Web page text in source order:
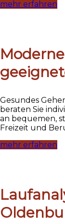
mehr erfahren
Gesundes
beraten Sie
an bequemen,
Freizeit und
mehr erfahren